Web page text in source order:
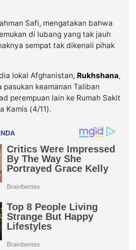
Safi, mengatakan bahwa
di lubang yang tak jauh
sempat tak dikenali pihak
lokal Afghanistan, Rukhshana,
pasukan keamanan Taliban
perempuan lain ke Rumah Sakit
Kamis (4/11).